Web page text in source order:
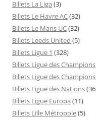
Billets La Liga (3)
Billets Le Havre AC(32)
Billets Le Mans UC(32)
Billets Leeds United (5)
Billets Ligue 1 (328)
Billets Ligue des Champions
Billets Ligue des
Billets Ligue des Nations
Billets Ligue Europa (11)
Billets Lille Métropole(5)